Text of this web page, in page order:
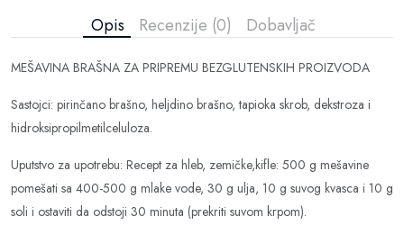
Opis Recenzije (0) Dobavljač
MEŠAVINA BRAŠNA ZA PRIPREMU BEZGLUTENSKIH PROIZVODA
Sastojci: pirinčano brašno, heljdino brašno, tapioka skrob, dekstroza i
hidroksipropilmetilceluloza.
Uputstvo za upotrebu: Recept za hleb, zemičke,kifle: 500 g mešavine
pomešati sa 400-500 g mlake vode, 30 g ulja, 10 g suvog kvasca i 10 g
soli i ostaviti da odstoji 30 minuta (prekriti suvom krpom).